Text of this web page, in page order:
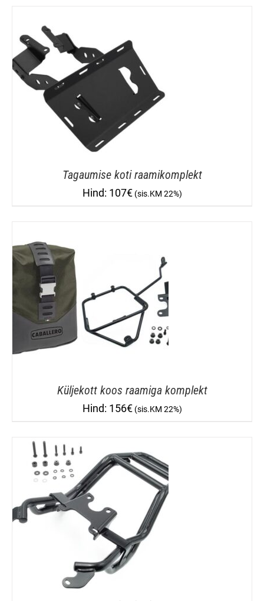
Tagaumise koti raamikomplekt
107€
Küljekott koos raamiga komplekt
156€